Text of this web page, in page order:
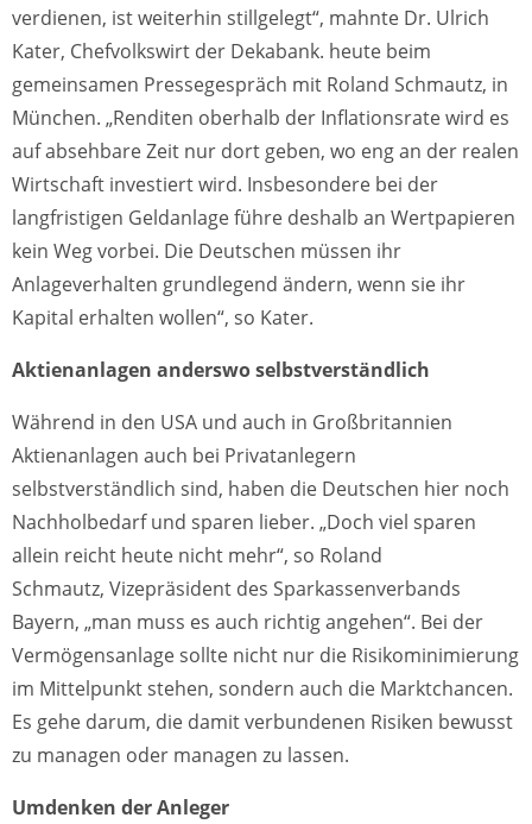
verdienen, ist weiterhin stillgelegt“, mahnte Dr. Ulrich
Kater, Chefvolkswirt der Dekabank. heute beim
gemeinsamen Pressegespräch mit Roland Schmautz, in
München. „Renditen oberhalb der Inflationsrate wird es
auf absehbare Zeit nur dort geben, wo eng an der realen
Wirtschaft investiert wird. Insbesondere bei der
langfristigen Geldanlage führe deshalb an Wertpapieren
kein Weg vorbei. Die Deutschen müssen ihr
Anlageverhalten grundlegend ändern, wenn sie ihr
Kapital erhalten wollen“, so Kater.
Aktienanlagen anderswo selbstverständlich
Während in den USA und auch in Großbritannien
Aktienanlagen auch bei Privatanlegern
selbstverständlich sind, haben die Deutschen hier noch
Nachholbedarf und sparen lieber. „Doch viel sparen
allein reicht heute nicht mehr“, so Roland
Schmautz, Vizepräsident des Sparkassenverbands
Bayern, „man muss es auch richtig angehen“. Bei der
Vermögensanlage sollte nicht nur die Risikominimierung
im Mittelpunkt stehen, sondern auch die Marktchancen.
Es gehe darum, die damit verbundenen Risiken bewusst
zu managen oder managen zu lassen.
Umdenken der Anleger